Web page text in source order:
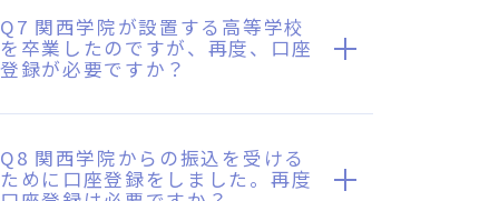
Q7 関西学院が設置する高等学校
を卒業したのですが、再度、口座
登録が必要ですか？
Q8 関西学院からの振込を受ける
ために口座登録をしました。再度